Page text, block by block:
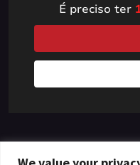
—
É preciso ter